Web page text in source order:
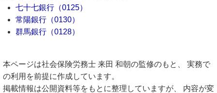
七十七銀行（0125）
常陽銀行（0130）
群馬銀行（0128）
本ページは社会保険労務士 来田 和朝の監修のもと、 実務で
の利用を前提に作成しています。
掲載情報は公開資料等をもとに整理していますが、 内容が変